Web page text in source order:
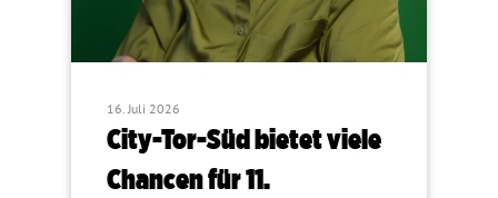
16. Juli 2026
City-Tor-Süd bietet viele
Chancen für 11.